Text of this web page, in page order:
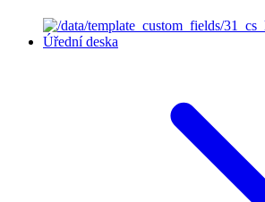
Úřední deska